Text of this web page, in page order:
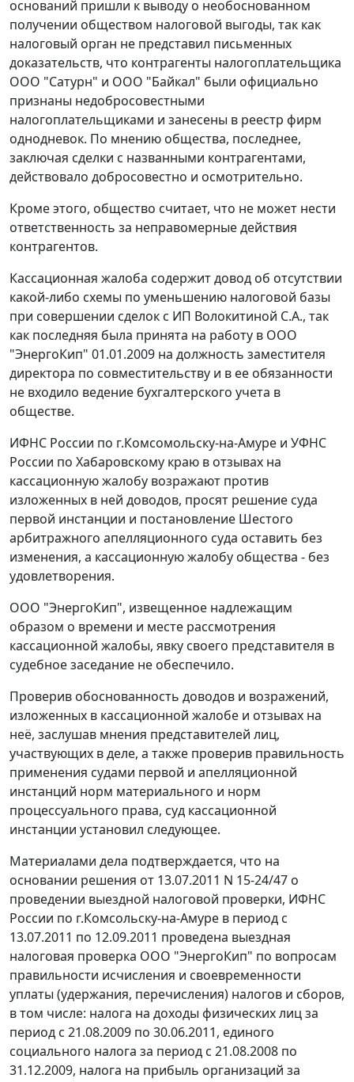
оснований пришли к выводу о необоснованном
получении обществом налоговой выгоды, так как
налоговый орган не представил письменных
доказательств, что контрагенты налогоплательщика
ООО "Сатурн" и ООО "Байкал" были официально
признаны недобросовестными
налогоплательщиками и занесены в реестр фирм
однодневок. По мнению общества, последнее,
заключая сделки с названными контрагентами,
действовало добросовестно и осмотрительно.
Кроме этого, общество считает, что не может нести
ответственность за неправомерные действия
контрагентов.
Кассационная жалоба содержит довод об отсутствии
какой-либо схемы по уменьшению налоговой базы
при совершении сделок с ИП Волокитиной С.А., так
как последняя была принята на работу в ООО
"ЭнергоКип" 01.01.2009 на должность заместителя
директора по совместительству и в ее обязанности
не входило ведение бухгалтерского учета в
обществе.
ИФНС России по г.Комсомольску-на-Амуре и УФНС
России по Хабаровскому краю в отзывах на
кассационную жалобу возражают против
изложенных в ней доводов, просят решение суда
первой инстанции и постановление Шестого
арбитражного апелляционного суда оставить без
изменения, а кассационную жалобу общества - без
удовлетворения.
ООО "ЭнергоКип", извещенное надлежащим
образом о времени и месте рассмотрения
кассационной жалобы, явку своего представителя в
судебное заседание не обеспечило.
Проверив обоснованность доводов и возражений,
изложенных в кассационной жалобе и отзывах на
неё, заслушав мнения представителей лиц,
участвующих в деле, а также проверив правильность
применения судами первой и апелляционной
инстанций норм материального и норм
процессуального права, суд кассационной
инстанции установил следующее.
Материалами дела подтверждается, что на
основании решения от 13.07.2011 N 15-24/47 о
проведении выездной налоговой проверки, ИФНС
России по г.Комсольску-на-Амуре в период с
13.07.2011 по 12.09.2011 проведена выездная
налоговая проверка ООО "ЭнергоКип" по вопросам
правильности исчисления и своевременности
уплаты (удержания, перечисления) налогов и сборов,
в том числе: налога на доходы физических лиц за
период с 21.08.2009 по 30.06.2011, единого
социального налога за период с 21.08.2008 по
31.12.2009, налога на прибыль организаций за